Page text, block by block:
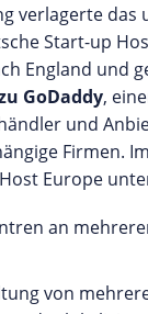
verlagerte das
Start-up
England und
GoDaddy,
und
Firmen.
Europe
an
von